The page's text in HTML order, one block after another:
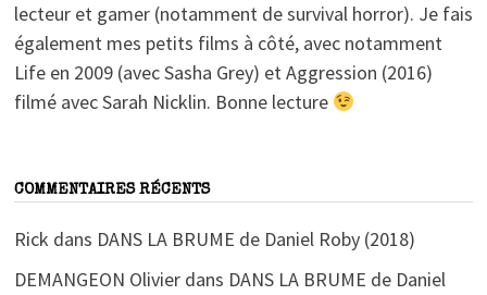
lecteur et gamer (notamment de survival horror). Je fais
également mes petits films à côté, avec notamment
Life en 2009 (avec Sasha Grey) et Aggression (2016)
filmé avec Sarah Nicklin. Bonne lecture
COMMENTAIRES RÉCENTS
Rick dans DANS LA BRUME de Daniel Roby (2018)
DEMANGEON Olivierdans DANS LA BRUME de Daniel